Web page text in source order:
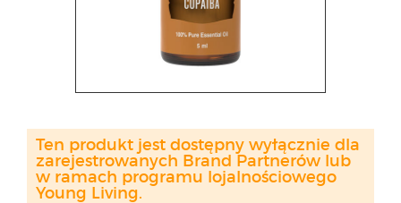
Ten produkt jest dostępny wyłącznie dla
zarejestrowanych Brand Partnerów lub
w ramach programu lojalnościowego
Young Living.